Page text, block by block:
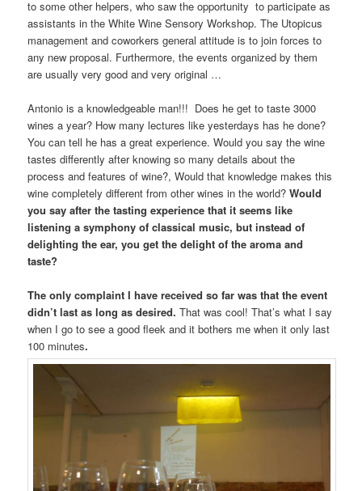
to some other helpers, who saw the opportunity to participate as
assistants in the White Wine Sensory Workshop. The Utopicus
management and coworkers general attitude is to join forces to
any new proposal. Furthermore, the events organized by them
are usually very good and very original …
Antonio is a knowledgeable man!!! Does he get to taste 3000
wines a year? How many lectures like yesterdays has he done?
You can tell he has a great experience. Would you say the wine
tastes differently after knowing so many details about the
process and features of wine?, Would that knowledge makes this
wine completely different from other wines in the world?Would
you say after the tasting experience that it seems like
listening a symphony of classical music, but instead of
delighting the ear, you get the delight of the aroma and
taste?
The only complaint I have received so far was that the event
didn’t last as long as desired. That was cool! That’s what I say
when I go to see a good fleek and it bothers me when it only last
100 minutes.